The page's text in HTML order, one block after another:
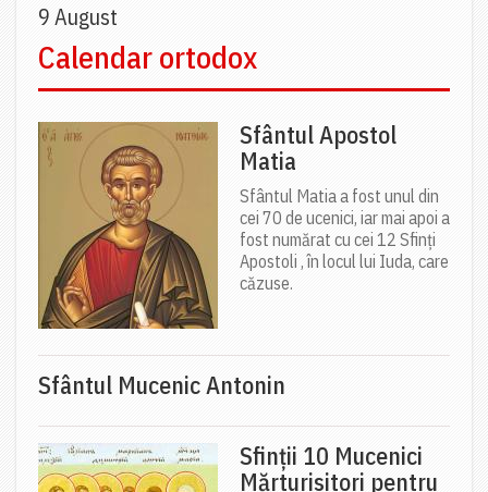
9 August
Calendar ortodox
Sfântul Apostol
Matia
Sfântul Matia a fost unul din
cei 70 de ucenici, iar mai apoi a
fost numărat cu cei 12 Sfinți
Apostoli , în locul lui Iuda, care
căzuse.
Sfântul Mucenic Antonin
Sfinții 10 Mucenici
Mărturisitori pentru